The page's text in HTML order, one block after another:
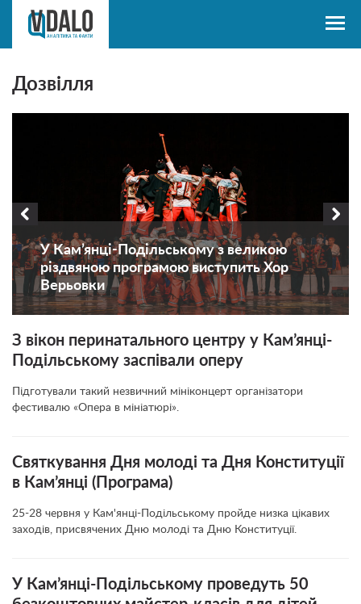
Дозвілля
У Кам’янці-Подільському з великою
різдвяною програмою виступить Хор
Верьовки
З вікон перинатального центру у Кам’янці-
Подільському заспівали оперу
Підготували такий незвичний мініконцерт організатори
фестивалю «Опера в мініатюрі».
Святкування Дня молоді та Дня Конституції
в Кам’янці (Програма)
25-28 червня у Кам'янці-Подільському пройде низка цікавих
заходів, присвячених Дню молоді та Дню Конституції.
У Кам’янці-Подільському проведуть 50